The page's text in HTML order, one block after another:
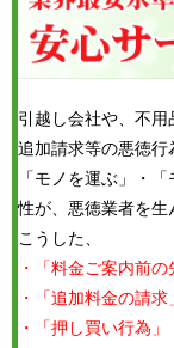
引越し会社や、不
追加請求等の悪徳行
「モノを運ぶ」・
性が、悪徳業者を生
こうした、
・「料金ご案内前の
・「追加料金の請求
・「押し買い行為」